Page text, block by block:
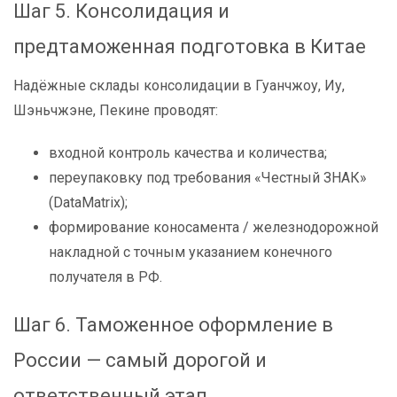
Шаг 5. Консолидация и
предтаможенная подготовка в Китае
Надёжные склады консолидации в Гуанчжоу, Иу,
Шэньчжэне, Пекине проводят:
входной контроль качества и количества;
переупаковку под требования «Честный ЗНАК»
(DataMatrix);
формирование коносамента / железнодорожной
накладной с точным указанием конечного
получателя в РФ.
Шаг 6. Таможенное оформление в
России — самый дорогой и